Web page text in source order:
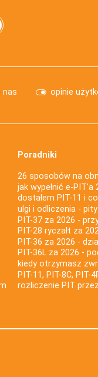
nas opinie
Poradniki
26 sposobów na
jak wypełnić e-PIT'a
dostałem PIT-11 i
ulgi i odliczenia -
PIT-37 za 2026 -
PIT-28 ryczałt za
PIT-36 za 2026 -
PIT-36L za 2026 -
kiedy otrzymasz
PIT-11, PIT-8C, PIT-
rozliczenie PIT